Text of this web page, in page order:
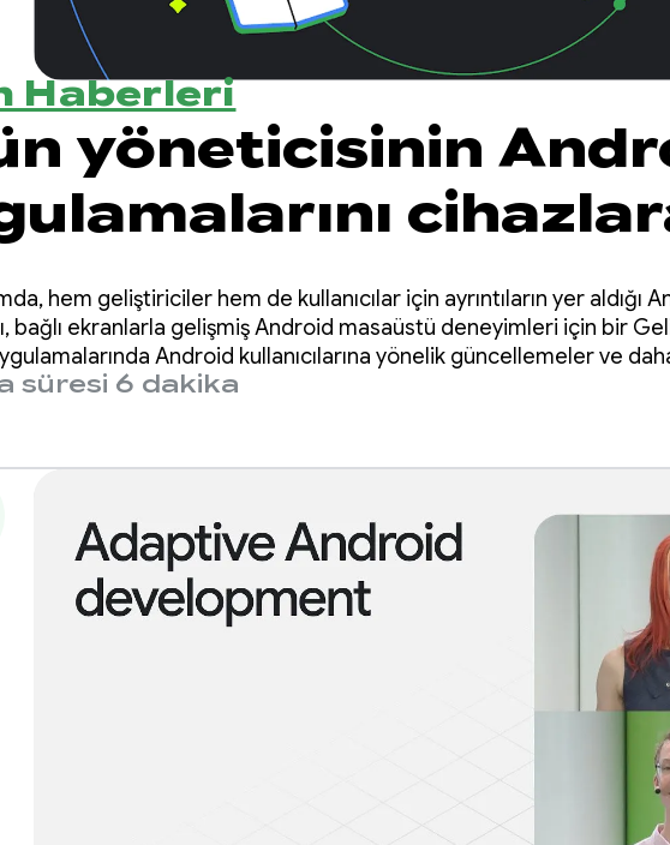
Haberleri
yöneticisinin
rehberi
hem geliştiriciler hem de kullanıcılar için ayrıntıların yer aldığı
bağlı ekranlarla gelişmiş Android masaüstü deneyimleri için bir
Android kullanıcılarına yönelik güncellemeler ve
yer alıyor.
süresi 6 dakika